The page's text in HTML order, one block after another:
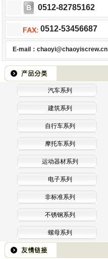
0512-82785162
0512-53456687
E-mail：chaoyi@chaoyiscrew.cn
汽车系列
建筑系列
自行车系列
摩托车系列
运动器材系列
电子系列
非标准系列
不锈钢系列
螺母系列